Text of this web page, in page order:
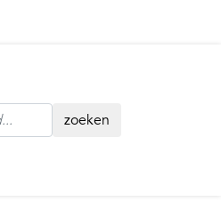
zoeken